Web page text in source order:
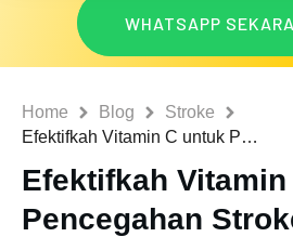
WHATSAPP
Home Blog
Stroke
Efektifkah Vitamin C untuk Pencegahan Stroke
Efektifkah
Pencegahan